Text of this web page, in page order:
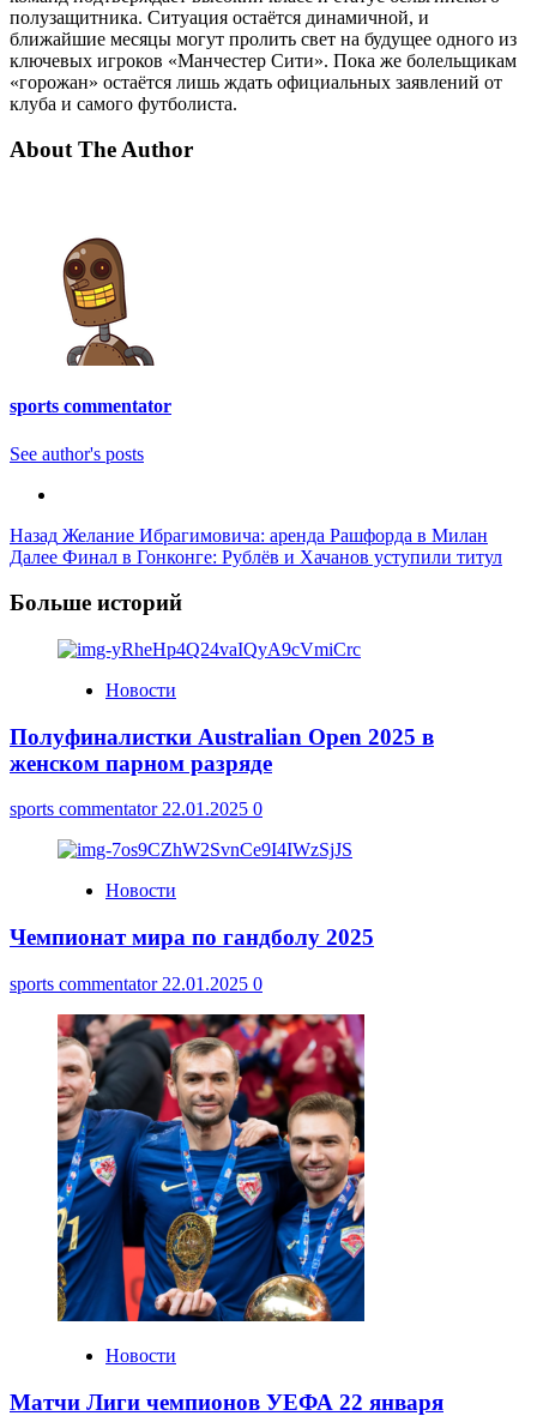
полузащитника. Ситуация остаётся динамичной, и
ближайшие месяцы могут пролить свет на будущее одного из
ключевых игроков «Манчестер Сити». Пока же болельщикам
«горожан» остаётся лишь ждать официальных заявлений от
клуба и самого футболиста.
About The Author
sports commentator
See author's posts
Post
Navigation
Назад Желание Ибрагимовича: аренда Рашфорда в Милан
Далее Финал в Гонконге: Рублёв и Хачанов уступили титул
Больше историй
Новости
Полуфиналистки Australian Open 2025 в
женском парном разряде
sports commentator22.01.2025 0
Новости
Чемпионат мира по гандболу 2025
sports commentator 22.01.2025 0
Новости
Матчи Лиги чемпионов УЕФА 22 января